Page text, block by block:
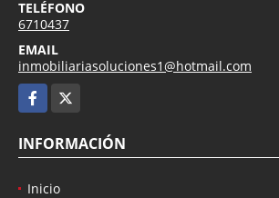
TELÉFONO
6710437
EMAIL
inmobiliariasoluciones1@hotmail.com
Facebook
INFORMACIÓN
Inicio